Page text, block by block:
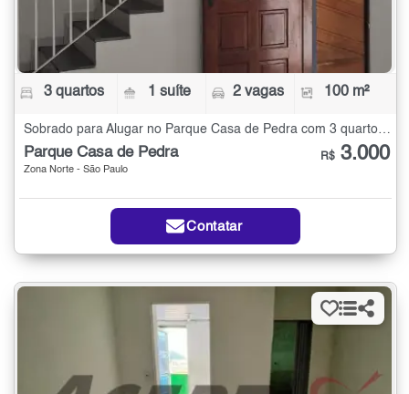
3 quartos 1 suíte 2 vagas 100 m²
Sobrado para Alugar no Parque Casa de Pedra com 3 quartos - 100 m²
Parque Casa de Pedra
Zona Norte - São Paulo
R$ 3.000
Contatar